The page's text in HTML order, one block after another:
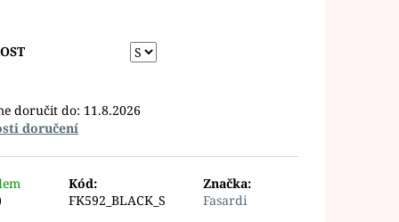
doručit do: 11.8.2026
doručení
Kód:
FK592_BLACK_S
Značka:
Fasardi